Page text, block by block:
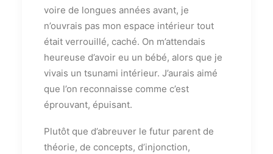
voire de longues années avant, je
n’ouvrais pas mon espace intérieur tout
était verrouillé, caché. On m’attendais
heureuse d’avoir eu un bébé, alors que je
vivais un tsunami intérieur. J’aurais aimé
que l’on reconnaisse comme c’est
éprouvant, épuisant.
Plutôt que d’abreuver le futur parent de
théorie, de concepts, d’injonction,